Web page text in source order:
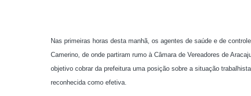
Nas primeiras horas desta manhã, os agentes de saúde e de
Camerino, de onde partiram rumo à Câmara de Vereadores de
objetivo cobrar da prefeitura uma posição sobre a situação
reconhecida como efetiva.